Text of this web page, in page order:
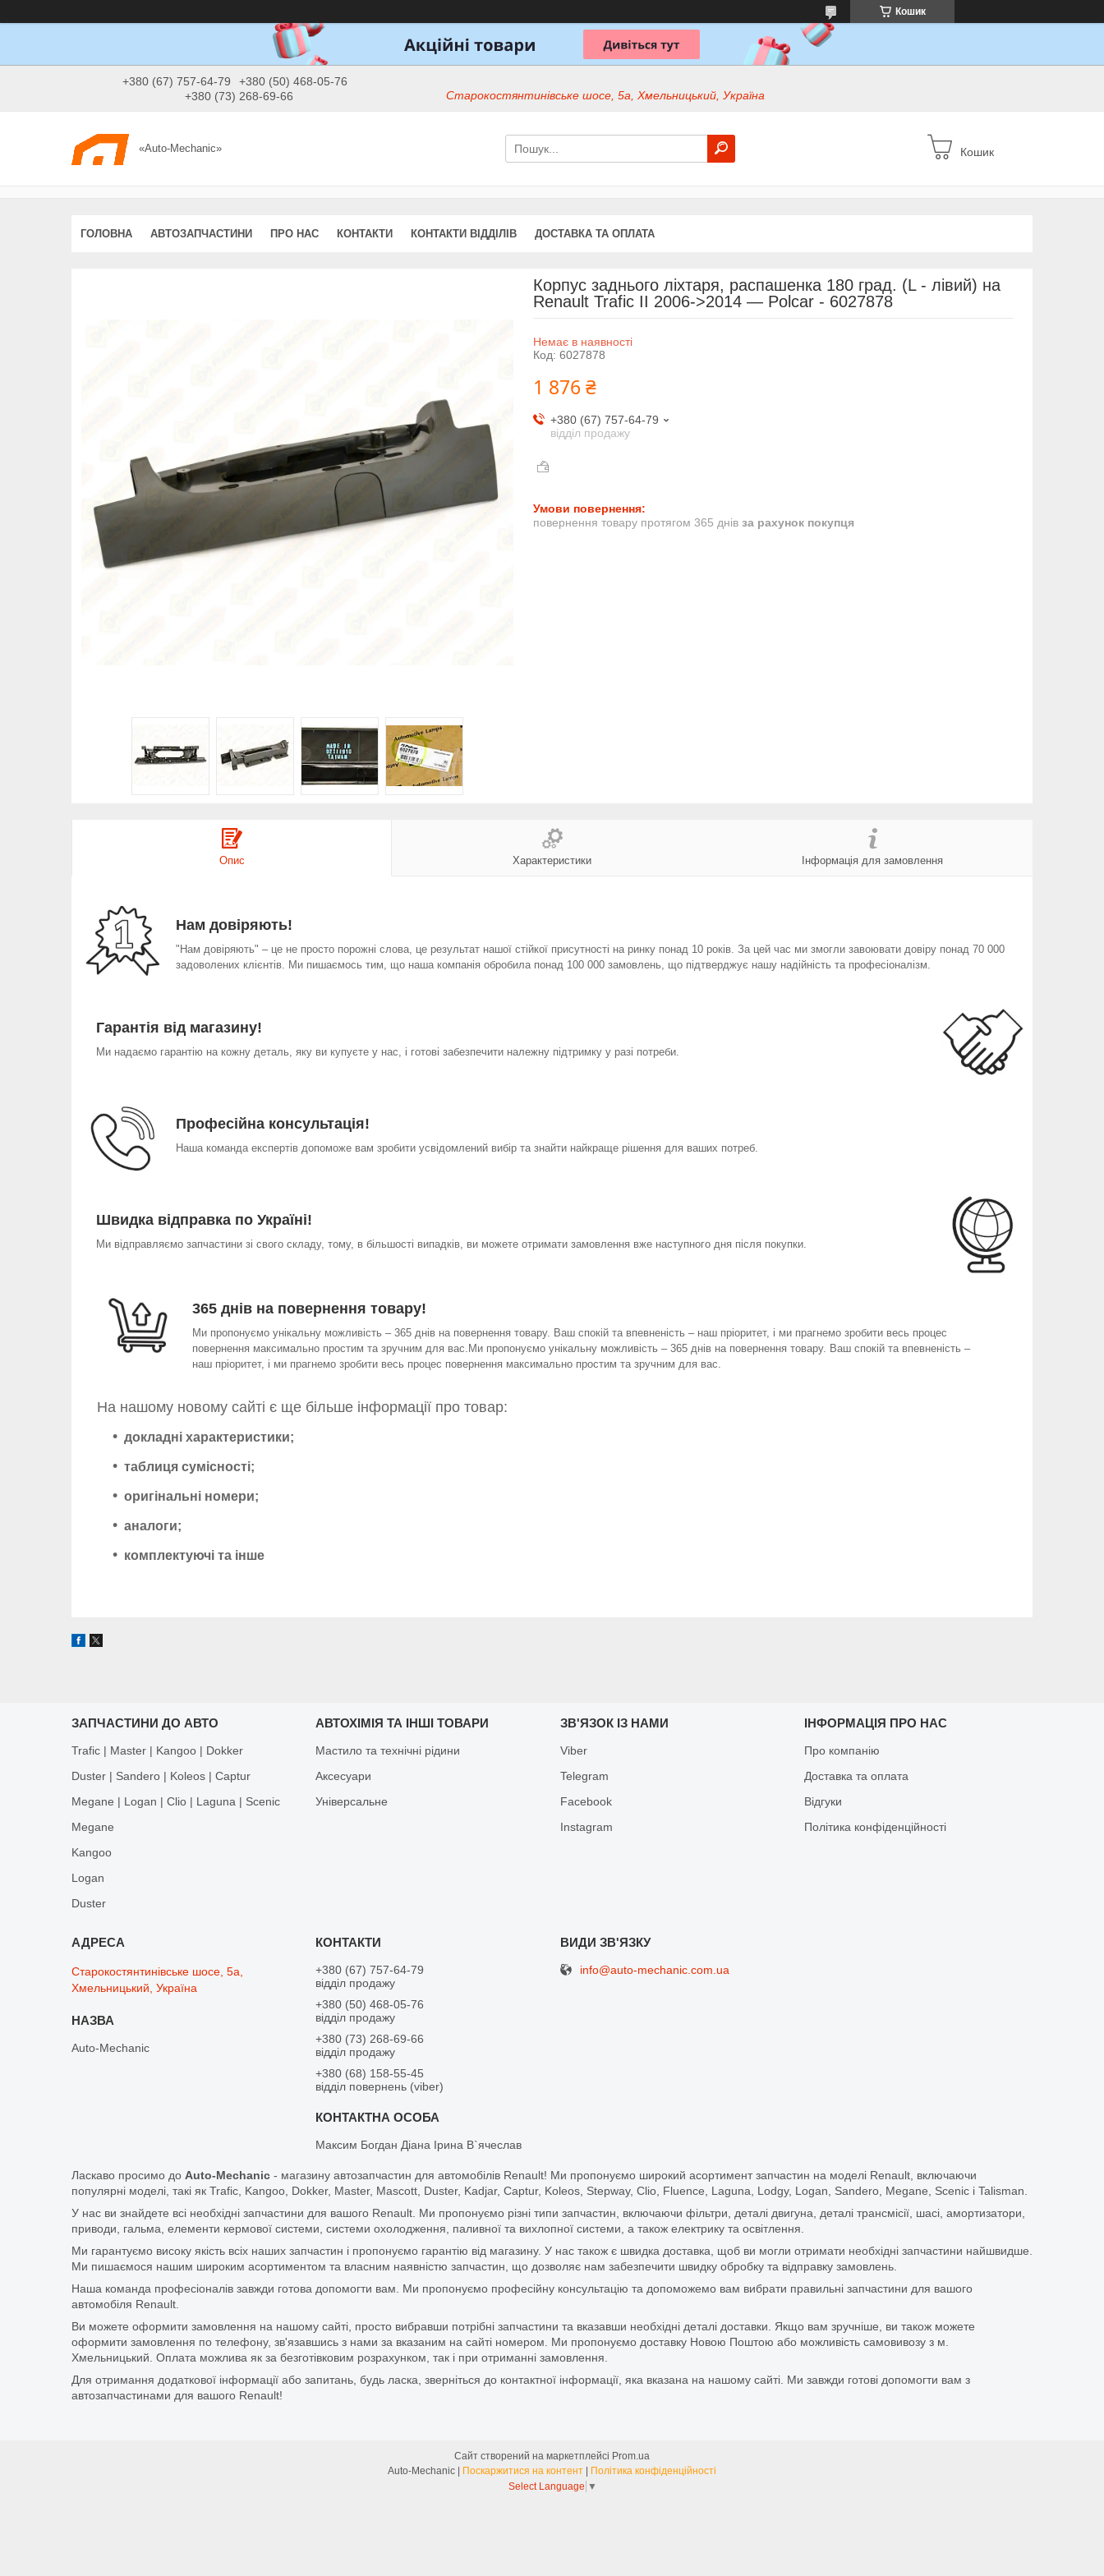
Кошик
+380 (67) 757-64-79
+380 (50) 468-05-76
+380 (73) 268-69-66
Старокостянтинівське шосе, 5а, Хмельницький, Україна
«Auto-Mechanic» Кошик
ГОЛОВНА АВТОЗАПЧАСТИНИ ПРО НАС КОНТАКТИ КОНТАКТИ ВІДДІЛІВ ДОСТАВКА ТА ОПЛАТА
Корпус заднього ліхтаря, распашенка 180 град. (L - лівий) на
Renault Trafic II 2006->2014 — Polcar - 6027878
Немає в наявності
Код: 6027878
1 876 ₴
+380 (67) 757-64-79
відділ продажу
повернення товару протягом 365 днів за рахунок покупця
Опис Характеристики Інформація для замовлення
Нам довіряють!
"Нам довіряють" – це не просто порожні слова, це результат нашої стійкої присутності на ринку понад 10 років. За цей час ми змогли завоювати довіру понад 70 000
задоволених клієнтів. Ми пишаємось тим, що наша компанія обробила понад 100 000 замовлень, що підтверджує нашу надійність та професіоналізм.
Гарантія від магазину!
Ми надаємо гарантію на кожну деталь, яку ви купуєте у нас, і готові забезпечити належну підтримку у разі потреби.
Професійна консультація!
Наша команда експертів допоможе вам зробити усвідомлений вибір та знайти найкраще рішення для ваших потреб.
Швидка відправка по Україні!
Ми відправляємо запчастини зі свого складу, тому, в більшості випадків, ви можете отримати замовлення вже наступного дня після покупки.
365 днів на повернення товару!
Ми пропонуємо унікальну можливість – 365 днів на повернення товару. Ваш спокій та впевненість – наш пріоритет, і ми прагнемо зробити весь процес
повернення максимально простим та зручним для вас.Ми пропонуємо унікальну можливість – 365 днів на повернення товару. Ваш спокій та впевненість –
наш пріоритет, і ми прагнемо зробити весь процес повернення максимально простим та зручним для вас.
На нашому новому сайті є ще більше інформації про товар:
докладні характеристики;
таблиця сумісності;
оригінальні номери;
аналоги;
комплектуючі та інше
ЗАПЧАСТИНИ ДО АВТО
Trafic | Master | Kangoo | Dokker
Duster | Sandero | Koleos | Captur
Megane | Logan | Clio | Laguna | Scenic
Megane
Kangoo
Logan
Duster
АВТОХІМІЯ ТА ІНШІ ТОВАРИ
Мастило та технічні рідини
Аксесуари
Універсальне
ЗВ'ЯЗОК ІЗ НАМИ
Viber
Telegram
Facebook
Іnstagram
ІНФОРМАЦІЯ ПРО НАС
Про компанію
Доставка та оплата
Відгуки
Політика конфіденційності
Старокостянтинівське шосе, 5а,
Хмельницький, Україна
Auto-Mechanic
+380 (67) 757-64-79
відділ продажу
+380 (50) 468-05-76
відділ продажу
+380 (73) 268-69-66
відділ продажу
+380 (68) 158-55-45
відділ повернень (viber)
Максим Богдан Діана Ірина В`ячеслав
info@auto-mechanic.com.ua
Ласкаво просимо до Auto-Mechanic - магазину автозапчастин для автомобілів Renault! Ми пропонуємо широкий асортимент запчастин на моделі Renault, включаючи
популярні моделі, такі як Trafic, Kangoo, Dokker, Master, Mascott, Duster, Kadjar, Captur, Koleos, Stepway, Clio, Fluence, Laguna, Lodgy, Logan, Sandero, Megane, Scenic і Talisman.
У нас ви знайдете всі необхідні запчастини для вашого Renault. Ми пропонуємо різні типи запчастин, включаючи фільтри, деталі двигуна, деталі трансмісії, шасі, амортизатори,
приводи, гальма, елементи кермової системи, системи охолодження, паливної та вихлопної системи, а також електрику та освітлення.
Ми гарантуємо високу якість всіх наших запчастин і пропонуємо гарантію від магазину. У нас також є швидка доставка, щоб ви могли отримати необхідні запчастини найшвидше.
Ми пишаємося нашим широким асортиментом та власним наявністю запчастин, що дозволяє нам забезпечити швидку обробку та відправку замовлень.
Наша команда професіоналів завжди готова допомогти вам. Ми пропонуємо професійну консультацію та допоможемо вам вибрати правильні запчастини для вашого
автомобіля Renault.
Ви можете оформити замовлення на нашому сайті, просто вибравши потрібні запчастини та вказавши необхідні деталі доставки. Якщо вам зручніше, ви також можете
оформити замовлення по телефону, зв'язавшись з нами за вказаним на сайті номером. Ми пропонуємо доставку Новою Поштою або можливість самовивозу з м.
Хмельницький. Оплата можлива як за безготівковим розрахунком, так і при отриманні замовлення.
Для отримання додаткової інформації або запитань, будь ласка, зверніться до контактної інформації, яка вказана на нашому сайті. Ми завжди готові допомогти вам з
автозапчастинами для вашого Renault!
Сайт створений на маркетплейсі Prom.ua
Поскаржитися на контент
Політика конфіденційності
Select Language ▼